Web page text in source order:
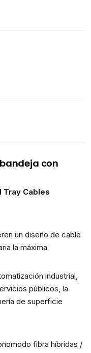
con
Tray Cables
un diseño de cable
la máxima
industrial,
públicos, la
de superficie
fibra híbridas /